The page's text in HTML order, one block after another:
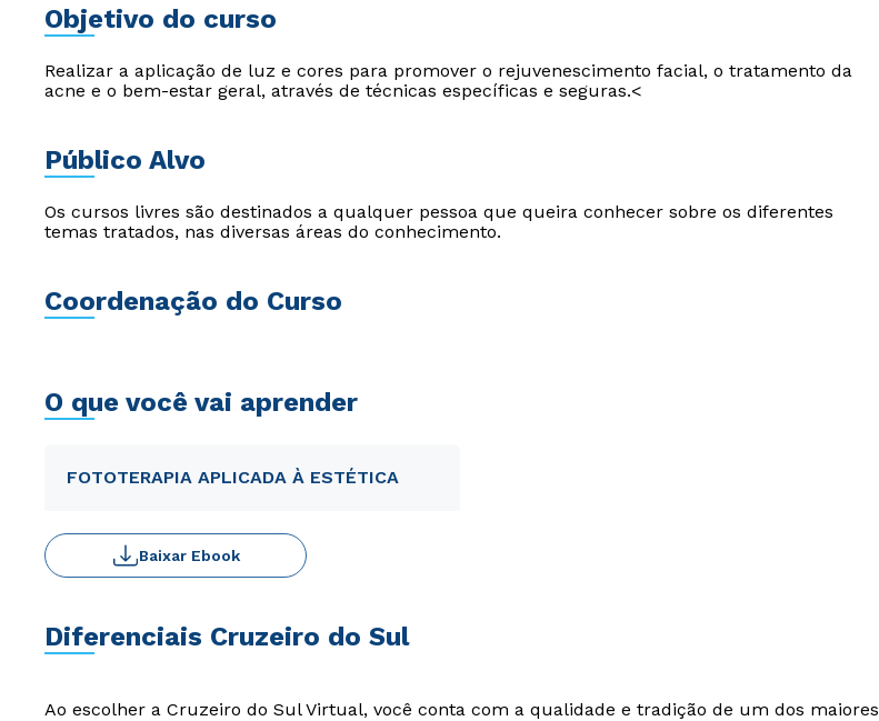
Objetivo do curso
Realizar a aplicação de luz e cores para promover o rejuvenescimento facial, o tratamento da
acne e o bem-estar geral, através de técnicas específicas e seguras.<
Público Alvo
Os cursos livres são destinados a qualquer pessoa que queira conhecer sobre os diferentes
temas tratados, nas diversas áreas do conhecimento.
Coordenação do Curso
O que você vai aprender
FOTOTERAPIA APLICADA À ESTÉTICA
Baixar Ebook
Diferenciais Cruzeiro do Sul
Ao escolher a Cruzeiro do Sul Virtual, você conta com a qualidade e tradição de um dos maiores